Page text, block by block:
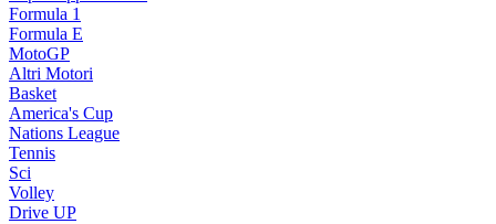
Formula 1
Formula E
MotoGP
Altri Motori
Basket
America's Cup
Nations League
Tennis
Sci
Volley
Drive UP